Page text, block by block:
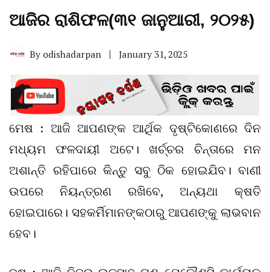
ଆଜିର ରାଶିଫଳ(୩୧ ଜାନୁଆରୀ, ୨୦୨୫)
By odishadarpan January 31, 2025
ମେଷ : ଆଜି ଆପଣଙ୍କ ଆର୍ଥିକ ଦୃଷ୍ଟିକୋଣରେ ଦିନ
ମଧ୍ୟମ ଫଳଦାୟୀ ଅଟେ। ଖର୍ଚ୍ଚର ଚିନ୍ତାରେ ମନ
ଅଶାନ୍ତି ରହିପାରେ କିନ୍ତୁ ସବୁ ଠିକ ହୋଇଯିବ। ବାଣୀ
ଉପରେ ନିୟନ୍ତ୍ରଣ ରଖିବେ, ଅନ୍ୟଥା କ୍ଷତି
ହୋଇପାରେ। ସହକର୍ମିମାନଙ୍କଠାରୁ ଆପଣଙ୍କୁ ଲାଭବାନ
ହେବ।